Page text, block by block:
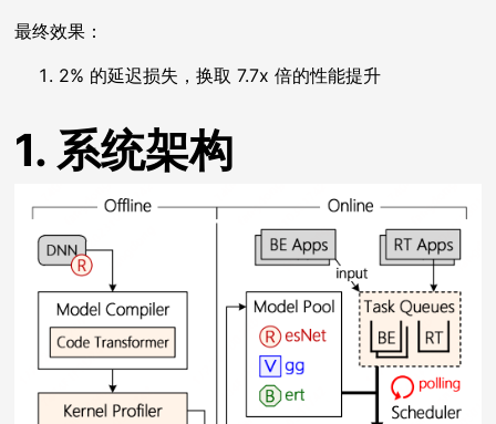
最终效果：
2% 的延迟损失，换取 7.7x 倍的性能提升
1. 系统架构